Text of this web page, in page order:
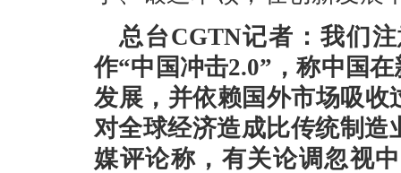
总台CGTN记者：我们
作“中国冲击2.0”，称中国
发展，并依赖国外市场吸
对全球经济造成比传统制造
媒评论称，有关论调忽视